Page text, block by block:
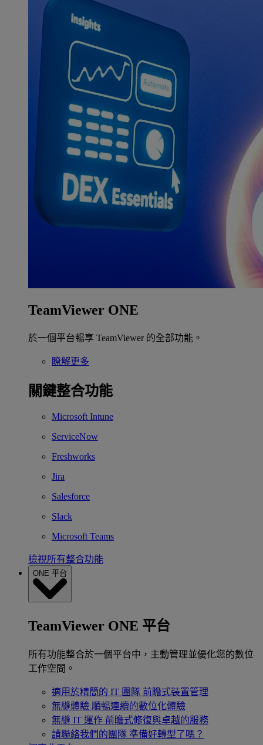
TeamViewer ONE
於一個平台暢享 TeamViewer 的全部功能。
瞭解更多
關鍵整合功能
Microsoft Intune
ServiceNow
Freshworks
Jira
Salesforce
Slack
Microsoft Teams
檢視所有整合功能
ONE 平台
TeamViewer ONE 平台
所有功能整合於一個平台中，主動管理並優化您的數位
工作空間。
適用於精簡的 IT 團隊 前瞻式裝置管理
無縫體驗 順暢連續的數位化體驗
無縫 IT 運作 前瞻式修復與卓越的服務
請聯絡我們的團隊 準備好轉型了嗎？